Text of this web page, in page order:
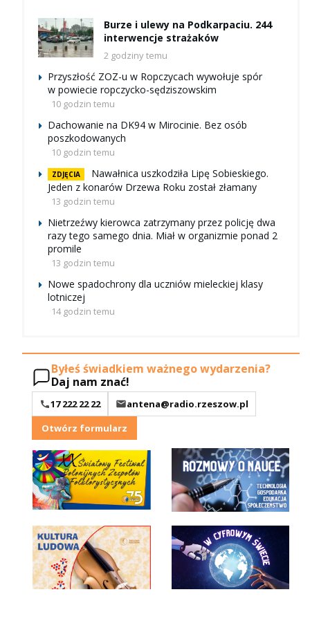
Burze i ulewy na Podkarpaciu. 244
interwencje strażaków
2 godziny temu
Przyszłość ZOZ-u w Ropczycach wywołuje spór
w powiecie ropczycko-sędziszowskim
10 godzin temu
Dachowanie na DK94 w Mirocinie. Bez osób
poszkodowanych
10 godzin temu
ZDJĘCIA
Nawałnica uszkodziła Lipę Sobieskiego.
Jeden z konarów Drzewa Roku został złamany
13 godzin temu
Nietrzeźwy kierowca zatrzymany przez policję dwa
razy tego samego dnia. Miał w organizmie ponad 2
promile
13 godzin temu
Nowe spadochrony dla uczniów mieleckiej klasy
lotniczej
14 godzin temu
Byłeś świadkiem ważnego wydarzenia?
Daj nam znać!
17 222 22 22
antena@radio.rzeszow.pl
Otwórz formularz